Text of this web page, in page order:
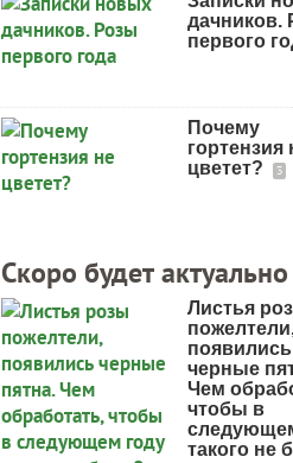
дачников.
первого
Почему
гортензия
цветет?
3
Скоро будет актуально
Листья
появились
черные
Чем
чтобы в
такого не